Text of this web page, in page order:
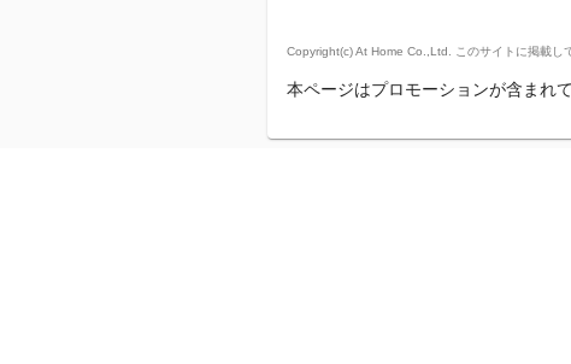
Copyright(c) At Home Co.,Ltd. このサイトに掲載し
本ページはプロモーションが含まれて